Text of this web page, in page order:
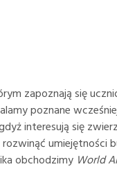
zapoznają się
poznane
interesują się
umiejętności
obchodzimy World